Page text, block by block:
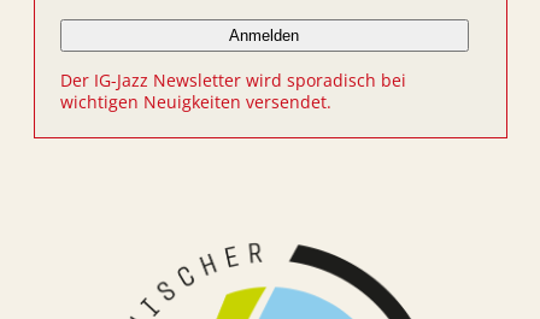
Der IG-Jazz Newsletter wird sporadisch bei
wichtigen Neuigkeiten versendet.